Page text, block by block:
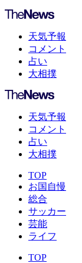
天気予報
コメント
占い
大相撲
天気予報
コメント
占い
大相撲
TOP
お国自慢
総合
サッカー
芸能
ライフ
TOP